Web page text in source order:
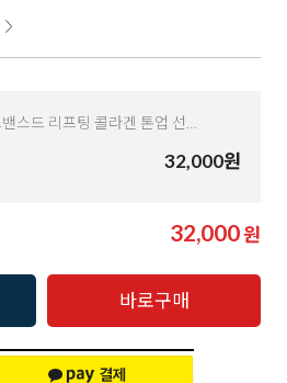
32,000원
32,000원
바로구매